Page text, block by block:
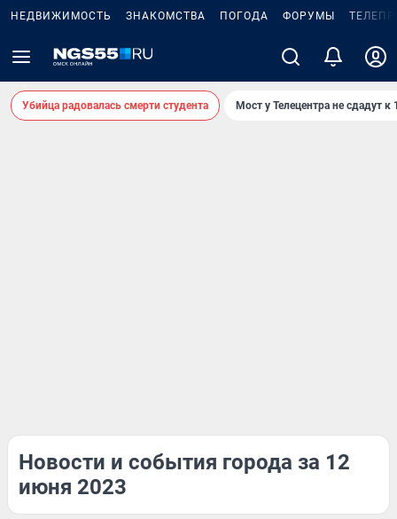
НЕДВИЖИМОСТЬ ЗНАКОМСТВА ПОГОДА ФОРУМЫ
Убийца радовалась смерти студента Мост у Телецентра не сдадут к
Новости и события города за 12
июня 2023